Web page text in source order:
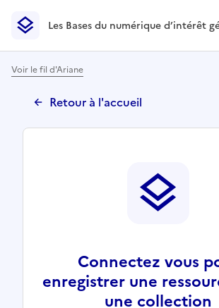
Les Bases du numérique d’intérêt
Les Bases du numérique d’intérêt
Voir le fil d'Ariane
Retour à l'accueil
Connectez vous
enregistrer une
une collection